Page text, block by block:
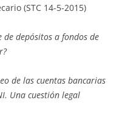
(STC 14-5-2015)
de depósitos a fondos de
de las cuentas bancarias
Una cuestión legal